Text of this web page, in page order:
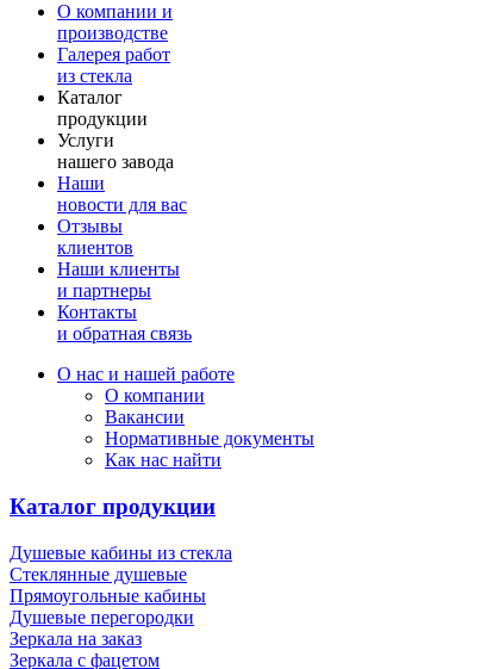
О компании и
производстве
Галерея работ
из стекла
Каталог
продукции
Услуги
нашего завода
Наши
новости для вас
Отзывы
клиентов
Наши клиенты
и партнеры
Контакты
и обратная связь
О нас и нашей работе
О компании
Вакансии
Нормативные документы
Как нас найти
Каталог продукции
Душевые кабины из стекла
Стеклянные душевые
Прямоугольные кабины
Душевые перегородки
Зеркала на заказ
Зеркала с фацетом